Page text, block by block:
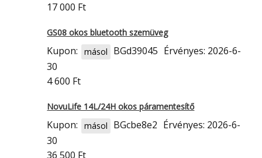
17 000 Ft
GS08 okos bluetooth szemüveg
Kupon: másol BGd39045 Érvényes: 2026-6-
30
4 600 Ft
NovuLife 14L/24H okos páramentesítő
Kupon: másol BGcbe8e2 Érvényes: 2026-6-
30
36 500 Ft